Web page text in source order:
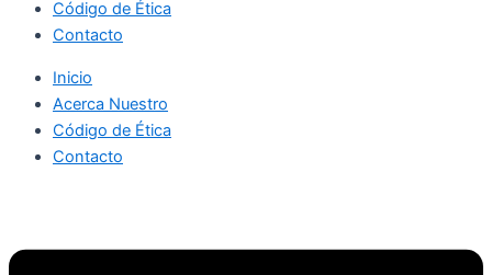
Código de Ética
Contacto
Inicio
Acerca Nuestro
Código de Ética
Contacto